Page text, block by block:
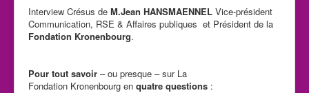
Interview Crésus de M.Jean HANSMAENNEL Vice-président
Communication, RSE & Affaires publiques et Président de la
Fondation Kronenbourg.
Pour tout savoir – ou presque – sur La
Fondation Kronenbourg en quatre questions :